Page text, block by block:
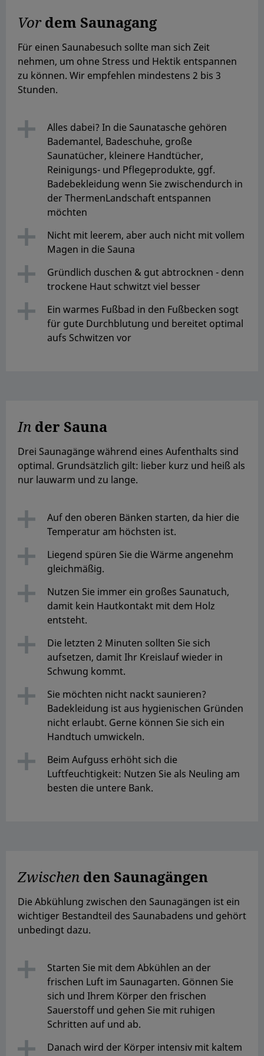
Vordem Saunagang
Für einen Saunabesuch sollte man sich Zeit
nehmen, um ohne Stress und Hektik entspannen
zu können. Wir empfehlen mindestens 2 bis 3
Stunden.
Alles dabei? In die Saunatasche gehören
Bademantel, Badeschuhe, große
Saunatücher, kleinere Handtücher,
Reinigungs- und Pflegeprodukte, ggf.
Badebekleidung wenn Sie zwischendurch in
der ThermenLandschaft entspannen
möchten
Nicht mit leerem, aber auch nicht mit vollem
Magen in die Sauna
Gründlich duschen & gut abtrocknen - denn
trockene Haut schwitzt viel besser
Ein warmes Fußbad in den Fußbecken sogt
für gute Durchblutung und bereitet optimal
aufs Schwitzen vor
In der Sauna
Drei Saunagänge während eines Aufenthalts sind
optimal. Grundsätzlich gilt: lieber kurz und heiß als
nur lauwarm und zu lange.
Auf den oberen Bänken starten, da hier die
Temperatur am höchsten ist.
Liegend spüren Sie die Wärme angenehm
gleichmäßig.
Nutzen Sie immer ein großes Saunatuch,
damit kein Hautkontakt mit dem Holz
entsteht.
Die letzten 2 Minuten sollten Sie sich
aufsetzen, damit Ihr Kreislauf wieder in
Schwung kommt.
Sie möchten nicht nackt saunieren?
Badekleidung ist aus hygienischen Gründen
nicht erlaubt. Gerne können Sie sich ein
Handtuch umwickeln.
Beim Aufguss erhöht sich die
Luftfeuchtigkeit: Nutzen Sie als Neuling am
besten die untere Bank.
Zwischen den Saunagängen
Die Abkühlung zwischen den Saunagängen ist ein
wichtiger Bestandteil des Saunabadens und gehört
unbedingt dazu.
Starten Sie mit dem Abkühlen an der
frischen Luft im Saunagarten. Gönnen Sie
sich und Ihrem Körper den frischen
Sauerstoff und gehen Sie mit ruhigen
Schritten auf und ab.
Danach wird der Körper intensiv mit kaltem